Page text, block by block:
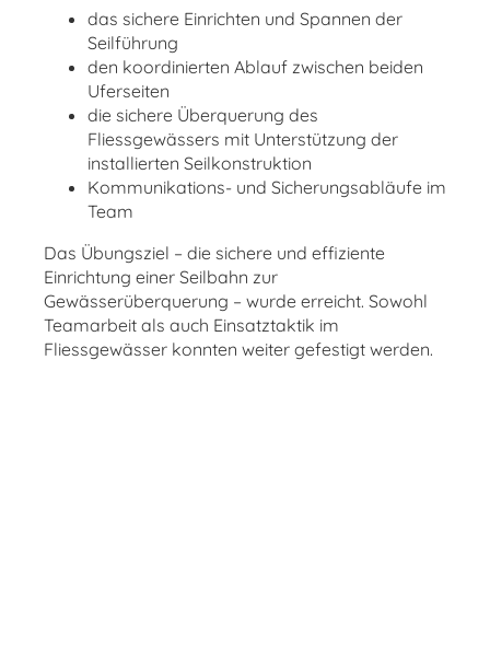
das sichere Einrichten und Spannen der
Seilführung
den koordinierten Ablauf zwischen beiden
Uferseiten
die sichere Überquerung des
Fliessgewässers mit Unterstützung der
installierten Seilkonstruktion
Kommunikations- und Sicherungsabläufe im
Team
Das Übungsziel – die sichere und effiziente
Einrichtung einer Seilbahn zur
Gewässerüberquerung – wurde erreicht. Sowohl
Teamarbeit als auch Einsatztaktik im
Fliessgewässer konnten weiter gefestigt werden.